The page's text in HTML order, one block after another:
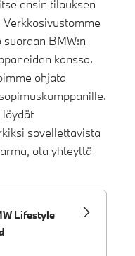
ensin tilauksen
BMW:n
kanssa.
ohjata
löydät
sovellettavista
ota yhteyttä
Lifestyle